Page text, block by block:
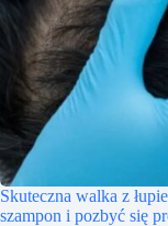
Skuteczna walka z
szampon i pozbyć się